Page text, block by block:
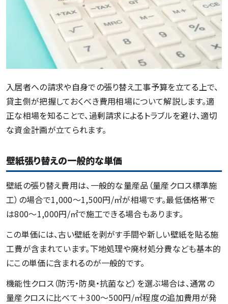
入居者への請求や自身での張り替え工事予算を立てる上で、
貸主側が把握しておくべき費用相場について解説します。適
正な相場を知ることで、過剰請求によるトラブルを避け、適切
な資金計画が立てられます。
壁紙張り替えの一般的な単価
壁紙の張り替え費用は、一般的な量産品（量産クロス標準施
工）の場合で1,000〜1,500円/㎡が相場です。最低価格帯で
は800〜1,000円/㎡で施工できる場合もあります。
この単価には、古い壁紙を剥がす手間や新しい壁紙を貼る施
工費が含まれています。下地処理や廃材処分費なども基本的
にこの単価に含まれるのが一般的です。
機能性クロス（防汚・防臭・抗菌など）を選ぶ場合は、通常の
量産クロスに比べて＋300〜500円/㎡程度の追加費用が発